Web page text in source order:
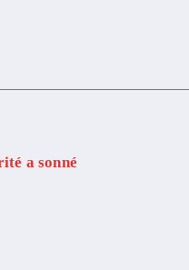
a sonné